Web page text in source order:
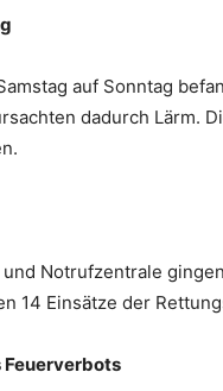
auf Sonntag
dadurch Lärm.
Notrufzentrale
14 Einsätze der